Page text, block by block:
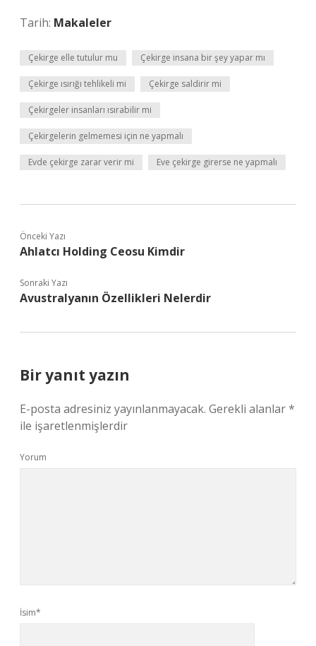
Tarih: Makaleler
Çekirge elle tutulur mu Çekirge insana bir şey yapar mı
Çekirge ısırığı tehlikeli mi Çekirge saldirir mi
Çekirgeler insanları ısırabilir mi
Çekirgelerin gelmemesi için ne yapmalı
Evde çekirge zarar verir mi Eve çekirge girerse ne yapmalı
Önceki Yazı
Ahlatcı Holding Ceosu Kimdir
Sonraki Yazı
Avustralyanın Özellikleri Nelerdir
Bir yanıt yazın
E-posta adresiniz yayınlanmayacak. Gerekli alanlar*
ile işaretlenmişlerdir
Yorum
İsim*